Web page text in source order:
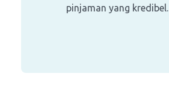
pinjaman yang kredibel.